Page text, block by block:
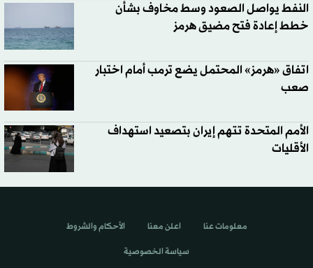
النفط يواصل الصعود وسط مخاوف بشأن
خطط إعادة فتح مضيق هرمز
اتفاق «هرمز» المحتمل يضع ترمب أمام اختبار
صعب
الأمم المتحدة تتهم إيران بتصعيد استهداف
الأقليات
معلومات عنا اعلن معنا الأحكام والشروط
سياسة الخصوصية